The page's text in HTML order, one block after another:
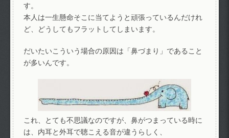
す。
本人は一生懸命そこに当てようと頑張っているんだけれ
ど、どうしてもフラットしてしまいます。
だいたいこういう場合の原因は「鼻づまり」であること
が多いんです。
これ、とても不思議なのですが、鼻がつまっている時に
は、内耳と外耳で聴こえる音が違うらしく、